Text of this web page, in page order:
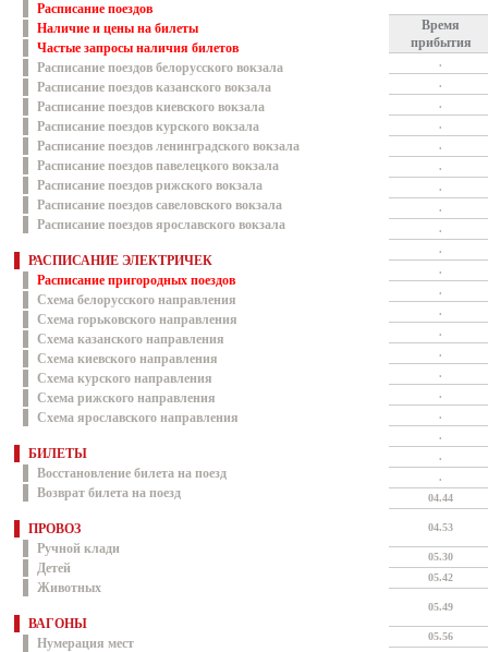
Расписание поездов
Наличие и цены на билеты
Частые запросы наличия билетов
Расписание поездов белорусского вокзала
Расписание поездов казанского вокзала
Расписание поездов киевского вокзала
Расписание поездов курского вокзала
Расписание поездов ленинградского вокзала
Расписание поездов павелецкого вокзала
Расписание поездов рижского вокзала
Расписание поездов савеловского вокзала
Расписание поездов ярославского вокзала
РАСПИСАНИЕ ЭЛЕКТРИЧЕК
Расписание пригородных поездов
Схема белорусского направления
Схема горьковского направления
Схема казанского направления
Схема киевского направления
Схема курского направления
Схема рижского направления
Схема ярославского направления
БИЛЕТЫ
Восстановление билета на поезд
Возврат билета на поезд
ПРОВОЗ
Ручной клади
Детей
Животных
ВАГОНЫ
Нумерация мест
Время
прибытия
.
.
.
.
.
.
.
.
.
.
.
.
.
.
.
.
.
.
.
.
.
04.44
04.53
05.30
05.42
05.49
05.56